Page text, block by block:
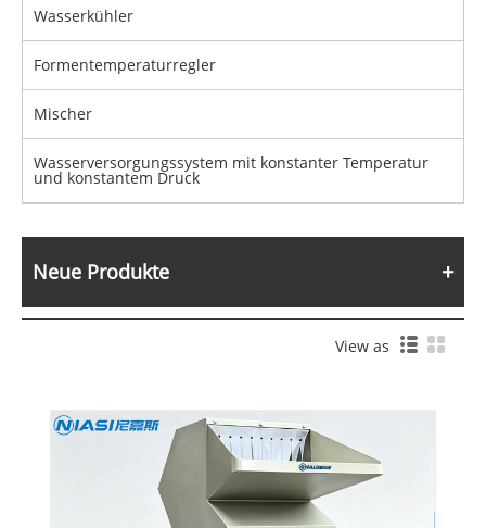
Wasserkühler
Formentemperaturregler
Mischer
Wasserversorgungssystem mit konstanter Temperatur
und konstantem Druck
Neue Produkte
View as